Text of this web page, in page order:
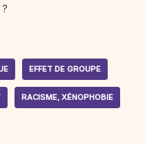
EFFET DE GROUPE
RACISME, XÉNOPHOBIE